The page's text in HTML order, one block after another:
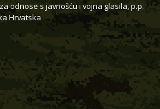
odnose s javnošću i vojna glasila, p.p.
Hrvatska